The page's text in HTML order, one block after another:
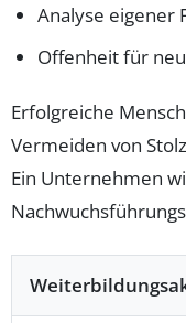
Analyse eigener
Offenheit für
Erfolgreiche
Vermeiden von
Ein Unternehmen